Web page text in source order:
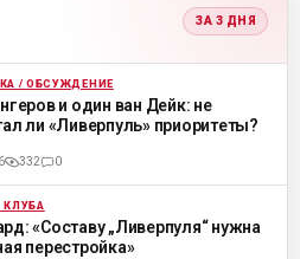
ЗА 3 ДНЯ
/ ОБСУЖДЕНИЕ
и один ван Дейк: не
ли «Ливерпуль» приоритеты?
332 0
КЛУБА
«Составу „Ливерпуля“ нужна
перестройка»